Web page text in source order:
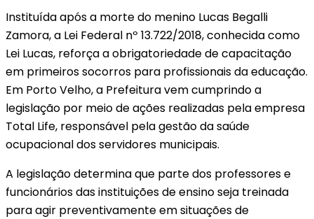
Instituída após a morte do menino Lucas Begalli
Zamora, a Lei Federal nº 13.722/2018, conhecida como
Lei Lucas, reforça a obrigatoriedade de capacitação
em primeiros socorros para profissionais da educação.
Em Porto Velho, a Prefeitura vem cumprindo a
legislação por meio de ações realizadas pela empresa
Total Life, responsável pela gestão da saúde
ocupacional dos servidores municipais.
A legislação determina que parte dos professores e
funcionários das instituições de ensino seja treinada
para agir preventivamente em situações de